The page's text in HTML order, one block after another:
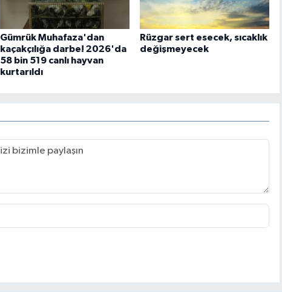
Gümrük Muhafaza'dan
kaçakçılığa darbe! 2026'da
58 bin 519 canlı hayvan
kurtarıldı
Rüzgar sert esecek, sıcaklık
değişmeyecek